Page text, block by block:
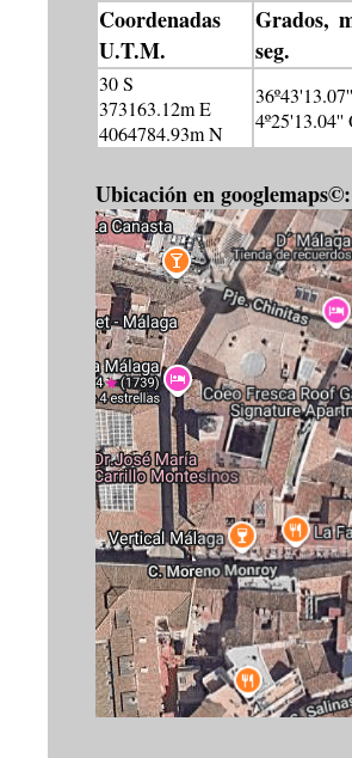
Coordenadas
U.T.M.
Grados,
seg.
30 S
373163.12m E
4064784.93m N
4º25'13.04''
Ubicación en googlemaps©: